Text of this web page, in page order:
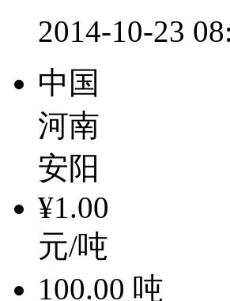
2014-10-23
中国
河南
安阳
¥1.00
元/吨
100.00 吨